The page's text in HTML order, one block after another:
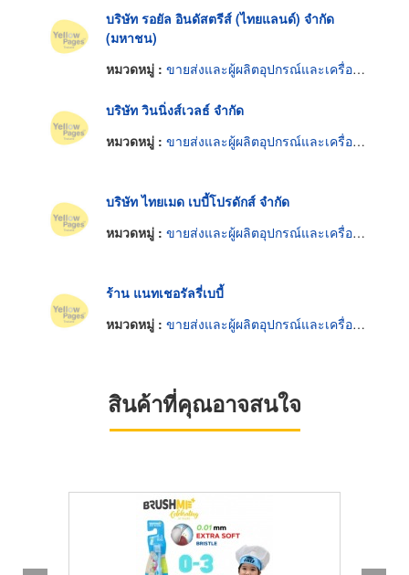
บริษัท รอยัล อินดัสตรีส์ (ไทยแลนด์) จำกัด
(มหาชน)
หมวดหมู่ : ขายส่งและผู้ผลิตอุปกรณ์และเครื่องใช้เด็กอ่อน
บริษัท วินนิ่งส์เวลธ์ จำกัด
หมวดหมู่ : ขายส่งและผู้ผลิตอุปกรณ์และเครื่องใช้เด็กอ่อน
บริษัท ไทยเมด เบบี้โปรดักส์ จำกัด
หมวดหมู่ : ขายส่งและผู้ผลิตอุปกรณ์และเครื่องใช้เด็กอ่อน
ร้าน แนทเชอรัลรี่เบบี้
หมวดหมู่ : ขายส่งและผู้ผลิตอุปกรณ์และเครื่องใช้เด็กอ่อน
สินค้าที่คุณอาจสนใจ